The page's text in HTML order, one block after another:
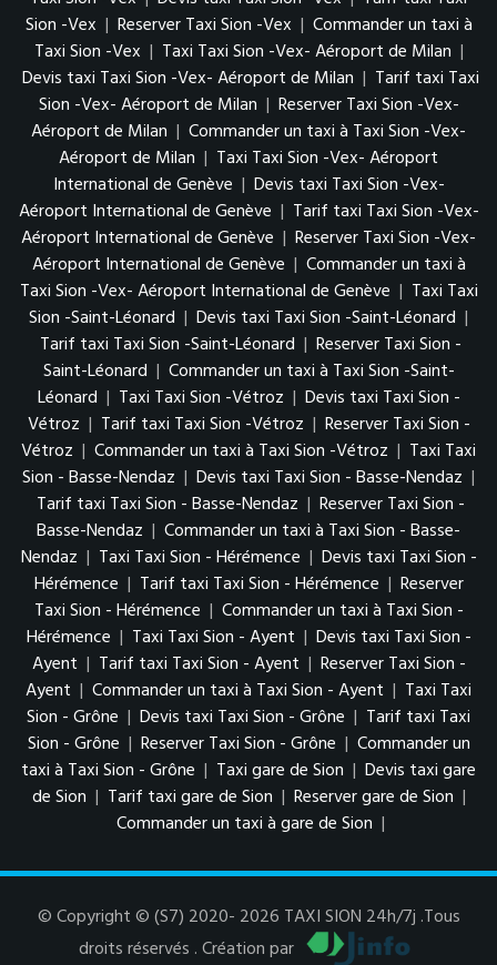
Sion -Vex | Reserver Taxi Sion -Vex | Commander un taxi à
Taxi Sion -Vex | Taxi Taxi Sion -Vex- Aéroport de Milan |
Devis taxi Taxi Sion -Vex- Aéroport de Milan | Tarif taxi Taxi
Sion -Vex- Aéroport de Milan | Reserver Taxi Sion -Vex-
Aéroport de Milan | Commander un taxi à Taxi Sion -Vex-
Aéroport de Milan | Taxi Taxi Sion -Vex- Aéroport
International de Genève | Devis taxi Taxi Sion -Vex-
Aéroport International de Genève | Tarif taxi Taxi Sion -Vex-
Aéroport International de Genève | Reserver Taxi Sion -Vex-
Aéroport International de Genève | Commander un taxi à
Taxi Sion -Vex- Aéroport International de Genève | Taxi Taxi
Sion -Saint-Léonard | Devis taxi Taxi Sion -Saint-Léonard |
Tarif taxi Taxi Sion -Saint-Léonard | Reserver Taxi Sion -
Saint-Léonard | Commander un taxi à Taxi Sion -Saint-
Léonard | Taxi Taxi Sion -Vétroz | Devis taxi Taxi Sion -
Vétroz | Tarif taxi Taxi Sion -Vétroz | Reserver Taxi Sion -
Vétroz | Commander un taxi à Taxi Sion -Vétroz | Taxi Taxi
Sion - Basse-Nendaz | Devis taxi Taxi Sion - Basse-Nendaz |
Tarif taxi Taxi Sion - Basse-Nendaz | Reserver Taxi Sion -
Basse-Nendaz | Commander un taxi à Taxi Sion - Basse-
Nendaz | Taxi Taxi Sion - Hérémence | Devis taxi Taxi Sion -
Hérémence | Tarif taxi Taxi Sion - Hérémence | Reserver
Taxi Sion - Hérémence | Commander un taxi à Taxi Sion -
Hérémence | Taxi Taxi Sion - Ayent | Devis taxi Taxi Sion -
Ayent | Tarif taxi Taxi Sion - Ayent | Reserver Taxi Sion -
Ayent | Commander un taxi à Taxi Sion - Ayent | Taxi Taxi
Sion - Grône | Devis taxi Taxi Sion - Grône | Tarif taxi Taxi
Sion - Grône | Reserver Taxi Sion - Grône | Commander un
taxi à Taxi Sion - Grône | Taxi gare de Sion | Devis taxi gare
de Sion | Tarif taxi gare de Sion | Reserver gare de Sion |
Commander un taxi à gare de Sion |
© Copyright © (S7) 2020- 2026 TAXI SION 24h/7j .Tous
droits réservés . Création par